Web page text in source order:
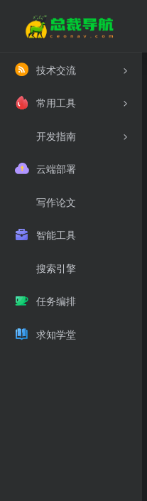
技术交流
常用工具
开发指南
云端部署
写作论文
智能工具
搜索引擎
任务编排
求知学堂